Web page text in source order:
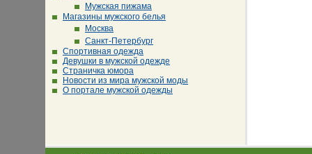
Мужская пижама
Магазины мужского белья
Москва
Санкт-Петербург
Спортивная одежда
Девушки в мужской одежде
Страничка юмора
Новости из мира мужской моды
О портале мужской одежды